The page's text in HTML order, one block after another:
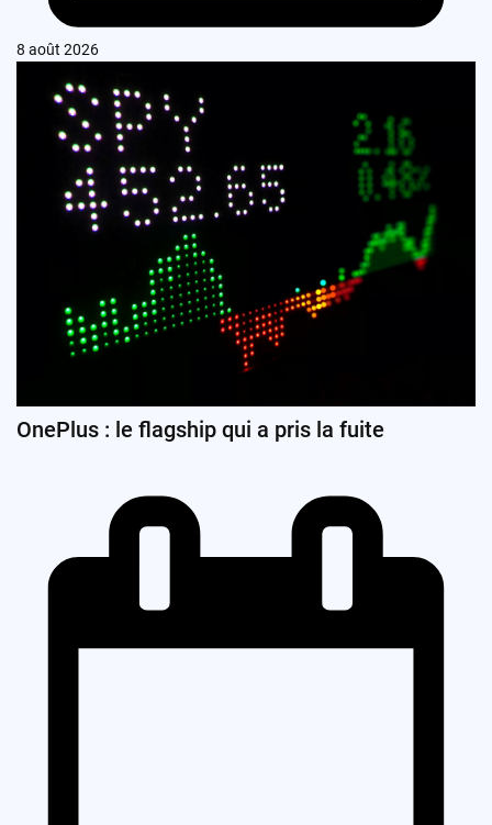
8 août 2026
OnePlus : le flagship qui a pris la fuite